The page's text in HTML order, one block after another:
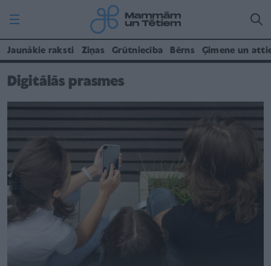
Jaunākie raksti Ziņas Grūtniecība Bērns Ģimene un
Digitālās prasmes